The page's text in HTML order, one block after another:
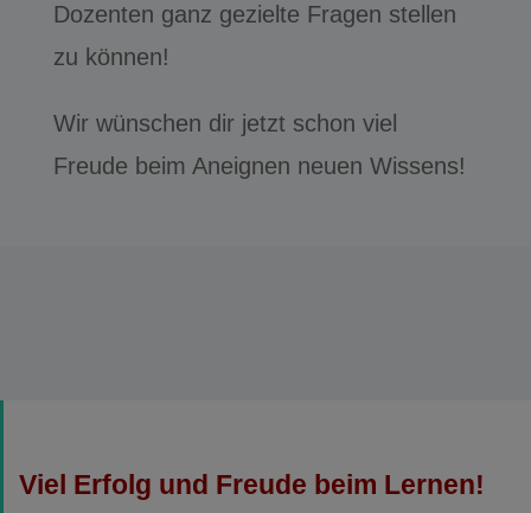
Dozenten ganz gezielte Fragen stellen
zu können!
Wir wünschen dir jetzt schon viel
Freude beim Aneignen neuen Wissens!
Viel Erfolg und Freude beim Lernen!